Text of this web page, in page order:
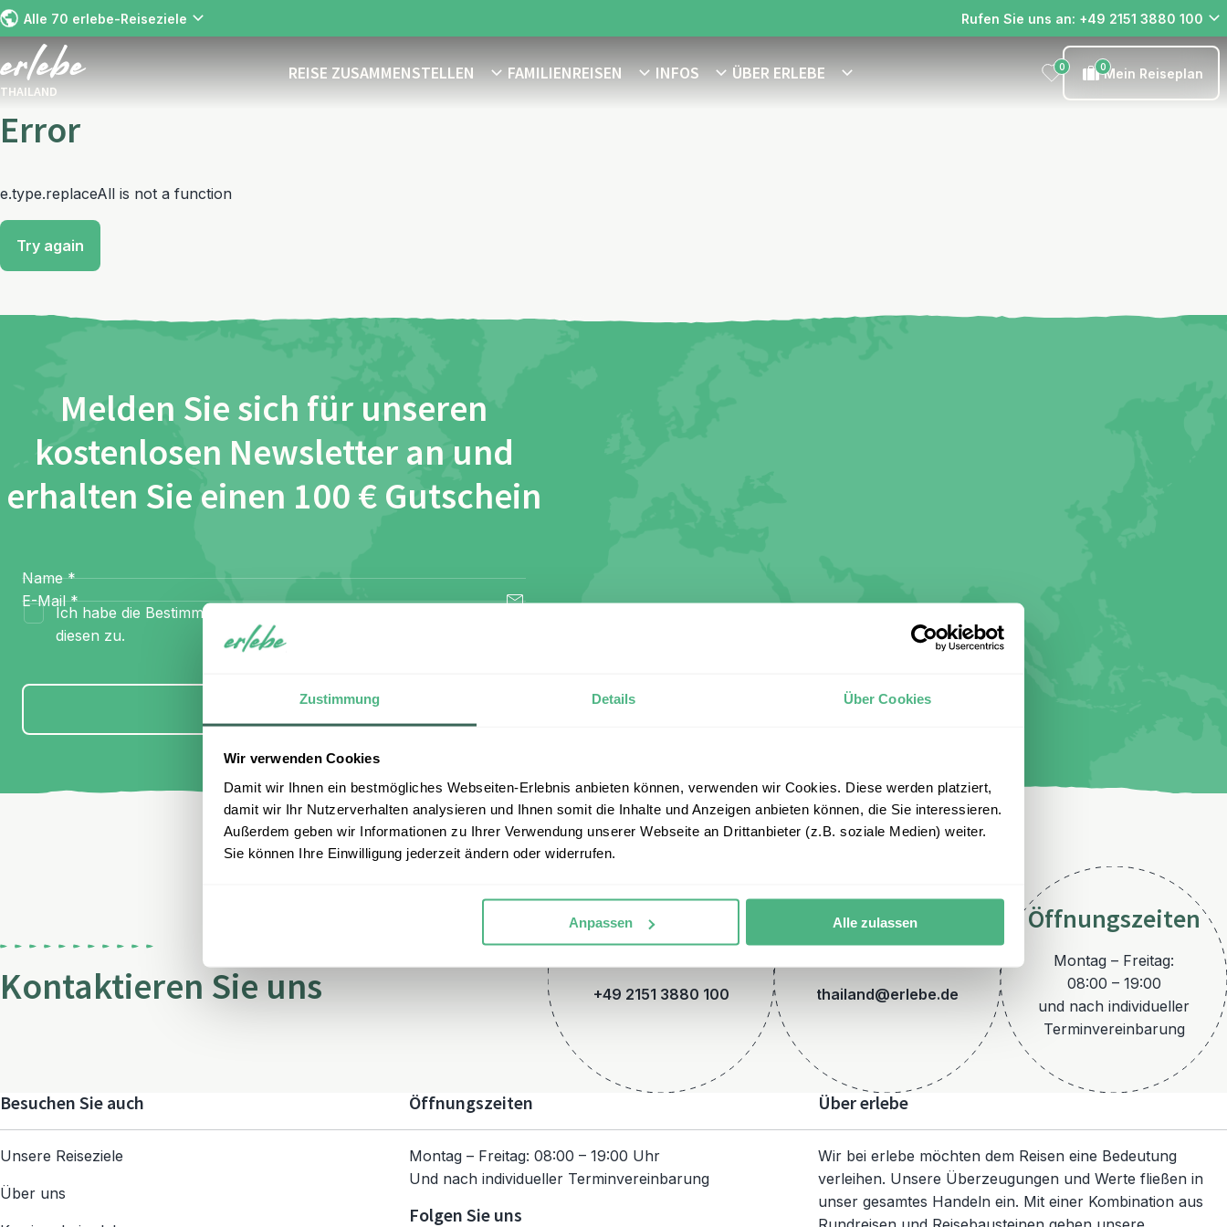
Zustimmung Details Über Cookies
Wir verwenden Cookies
Damit wir Ihnen ein bestmögliches Webseiten-Erlebnis anbieten können, verwenden wir Cookies. Diese werden platziert,
damit wir Ihr Nutzerverhalten analysieren und Ihnen somit die Inhalte und Anzeigen anbieten können, die Sie interessieren.
Außerdem geben wir Informationen zu Ihrer Verwendung unserer Webseite an Drittanbieter (z.B. soziale Medien) weiter.
Sie können Ihre Einwilligung jederzeit ändern oder widerrufen.
Anpassen Alle zulassen
Alle 70 erlebe-Reiseziele Rufen Sie uns an: +49 2151 3880 100
THAILAND
REISE ZUSAMMENSTELLEN FAMILIENREISEN INFOS ÜBER ERLEBE 0 0Mein Reiseplan
Error
e.type.replaceAll is not a function
Try again
Melden Sie sich für unseren
kostenlosen Newsletter an und
erhalten Sie einen 100 € Gutschein
Name *
E-Mail *
Ich habe die Bestimmungen zum
diesen zu.
Anmelden
Kontaktieren Sie uns
Telefon
+49 2151 3880 100
E-Mail
thailand@erlebe.de
Öffnungszeiten
Montag – Freitag:
08:00 – 19:00
und nach individueller
Terminvereinbarung
Besuchen Sie auch
Unsere Reiseziele
Über uns
Öffnungszeiten
Montag – Freitag: 08:00 – 19:00 Uhr
Und nach individueller Terminvereinbarung
Folgen Sie uns
Über erlebe
Wir bei erlebe möchten dem Reisen eine Bedeutung
verleihen. Unsere Überzeugungen und Werte fließen in
unser gesamtes Handeln ein. Mit einer Kombination aus